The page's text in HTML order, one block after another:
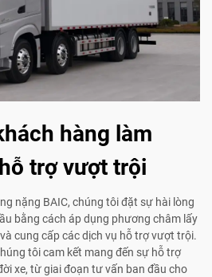
hàng làm
trợ vượt trội
nặng BAIC, chúng tôi đặt sự hài lòng
bằng cách áp dụng phương châm lấy
cung cấp các dịch vụ hỗ trợ vượt trội.
tôi cam kết mang đến sự hỗ trợ
xe, từ giai đoạn tư vấn ban đầu cho